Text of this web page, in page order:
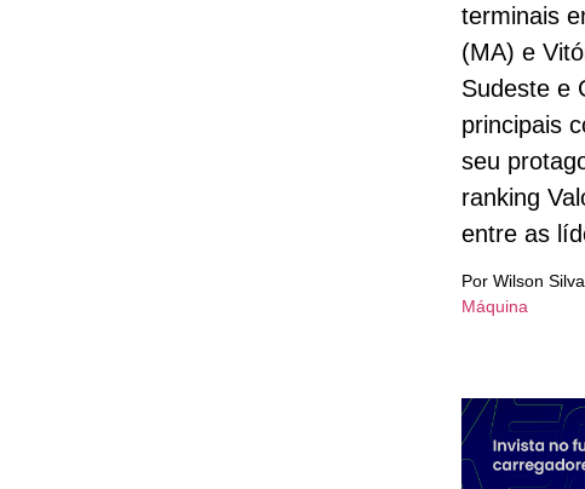
terminais
(MA) e
Sudeste e
principais
seu
ranking
entre as
Por Wilson
Máquina